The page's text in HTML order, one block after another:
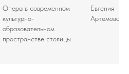
Опера в современном
культурно-
образовательном
пространстве столицы
Евгения
Артемова